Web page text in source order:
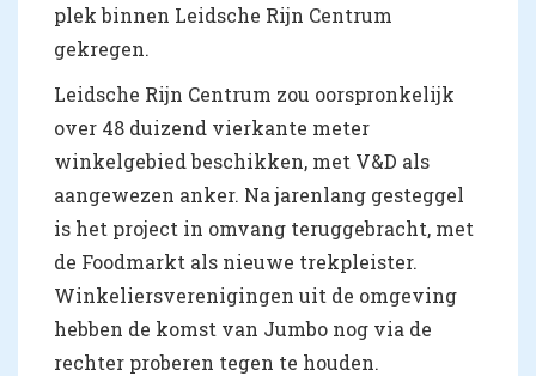
plek binnen Leidsche Rijn Centrum
gekregen.
Leidsche Rijn Centrum zou oorspronkelijk
over 48 duizend vierkante meter
winkelgebied beschikken, met V&D als
aangewezen anker. Na jarenlang gesteggel
is het project in omvang teruggebracht, met
de Foodmarkt als nieuwe trekpleister.
Winkeliersverenigingen uit de omgeving
hebben de komst van Jumbo nog via de
rechter proberen tegen te houden.